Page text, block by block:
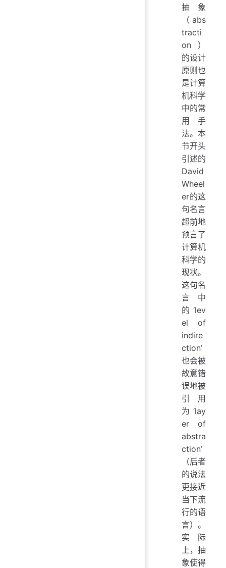
抽象
（abs
tracti
on）
的设计
原则也
是计算
机科学
中的常
用手
法。本
节开头
引述的
David
Wheel
er的这
句名言
超前地
预言了
计算机
科学的
现状。
这句名
言中
的‘lev
el of
indire
ction’
也会被
故意错
误地被
引用
为‘lay
er of
abstra
ction’
（后者
的说法
更接近
当下流
行的语
言）。
实际
上，抽
象使得